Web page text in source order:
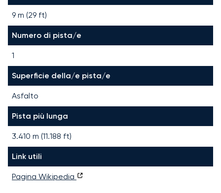
9 m (29 ft)
Numero di pista/e
1
Superficie della/e pista/e
Asfalto
Pista più lunga
3.410 m (11.188 ft)
Link utili
Pagina Wikipedia